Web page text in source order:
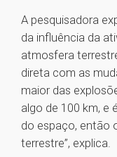
A pesquisadora
da influência da
atmosfera
direta com as
maior das
algo de 100 km, e
do espaço, então
terrestre”, explica.